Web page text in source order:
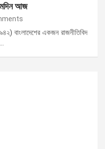
আজ
বাংলাদেশের একজন রাজনীতিবিদ